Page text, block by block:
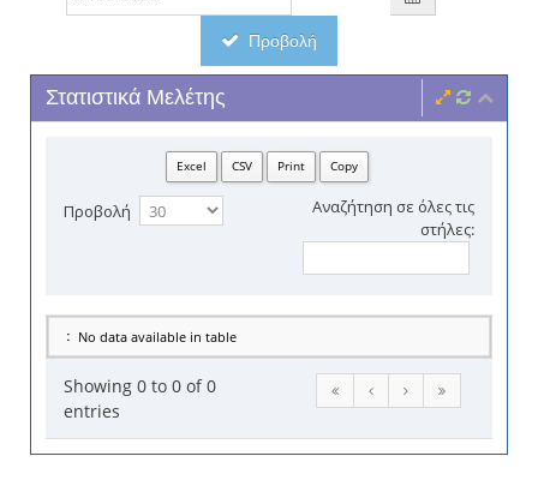
Προβολή
Στατιστικά Μελέτης
Excel CSV Print Copy
Προβολή
Αναζήτηση σε όλες τις
στήλες:
No data available in table
Showing 0 to 0 of 0
entries